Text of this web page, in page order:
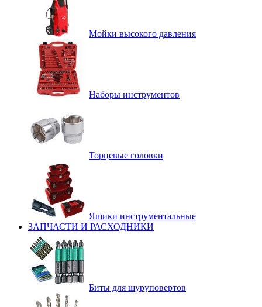
Мойки высокого давления
Наборы инструментов
Торцевые головки
Ящики инструментальные
ЗАПЧАСТИ И РАСХОДНИКИ
Биты для шуруповертов